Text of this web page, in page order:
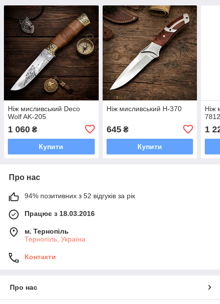
Ніж мисливський Deco
Wolf AK-205
1 060 ₴
Купити
Ніж мисливський H-370
645₴
Купити
Ніж
1
Про нас
94% позитивних з 52 відгуків за рік
Працює з 18.03.2016
м. Тернопіль
Тернопіль, Україна
Контакти
Про нас